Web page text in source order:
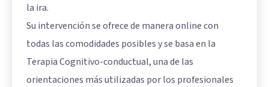
la ira.
Su intervención se ofrece de manera online con
todas las comodidades posibles y se basa en la
Terapia Cognitivo-conductual, una de las
orientaciones más utilizadas por los profesionales